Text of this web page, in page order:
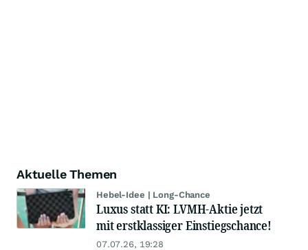
Aktuelle Themen
Hebel-Idee | Long-Chance
Luxus statt KI: LVMH-Aktie jetzt
mit erstklassiger Einstiegschance!
07.07.26, 19:28